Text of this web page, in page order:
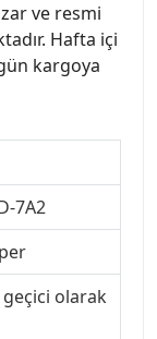
ve resmi
Hafta içi
kargoya
7A2
olarak